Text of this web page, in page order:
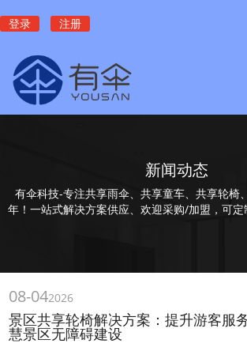
登录 注册
新闻动态
有伞科技-专注共享雨伞、共享童车、共享轮椅
年！一站式解决方案供应、欢迎采购/加盟，可定
08-042026
景区共享轮椅解决方案：提升游客服
慧景区无障碍建设